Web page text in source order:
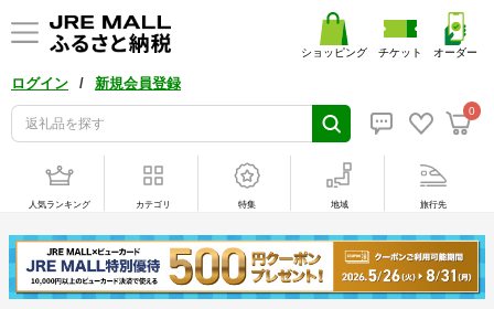
ログイン / 新規会員登録
0
ショッピング チケット オーダー
人気ランキング カテゴリ 特集 地域 旅行先